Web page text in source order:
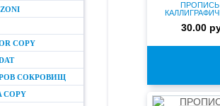
COPY
СОКРОВИЩ
COPY
ПРОПИСЬ
30.00